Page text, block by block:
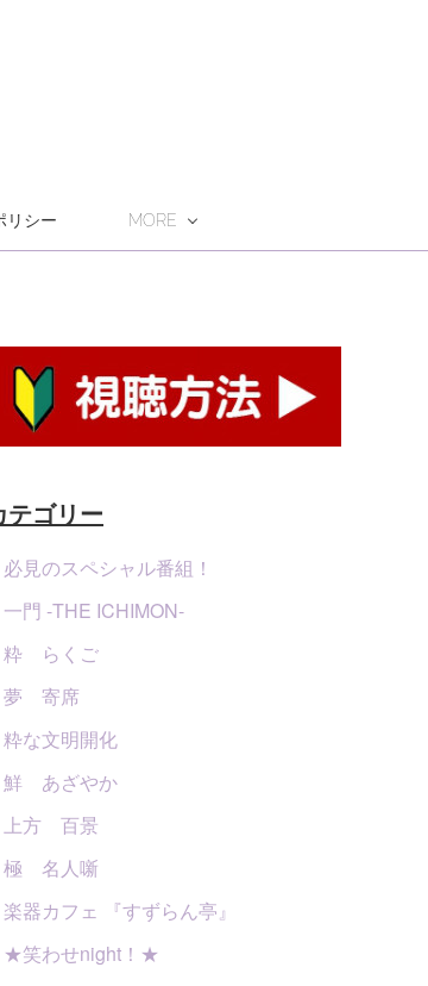
リシー MORE
テゴリー
必見のスペシャル番組！
一門 -THE ICHIMON-
粋 らくご
夢 寄席
粋な文明開化
鮮 あざやか
上方 百景
極 名人噺
楽器カフェ 『すずらん亭』
★笑わせnight！★